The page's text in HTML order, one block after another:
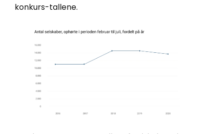
konkurs-tallene.